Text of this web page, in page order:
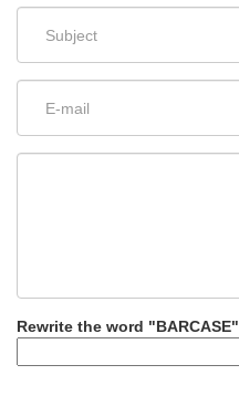
Rewrite the word "BARCASE"